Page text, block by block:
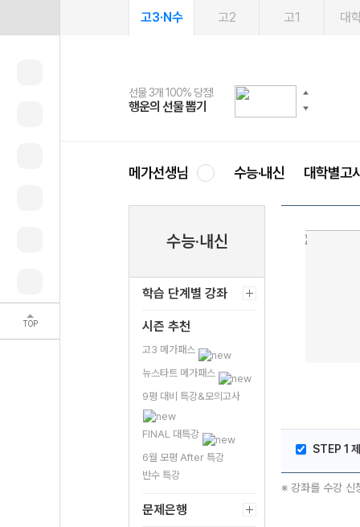
TOP
고3·N수 고2 고1 대
선물 3개 100% 당첨!
행운의 선물 뽑기
선물 100% 증정!
메가스터디 X 올리브
여름방학 스터디 캐시백
메가런 썸머스쿨
2027 러셀 단과
강사 공개선발
스마트러닝앱
설문 EVENT
메가패스
3일 무료 체험권
메가패스 수강생 무료혜택!
메가클럽 멤버십
사회공헌 캠페인
희망이룸 메가나눔
메가선생님 수능·내신 대학별고
수능·내신
학습 단계별 강좌
시즌 추천
고3 메가패스
뉴스타트 메가패스
9평 대비 특강&모의고사
FINAL 대특강
6월 모평 After 특강
반수 특강
문제은행
STEP 1
※ 강좌를 수강 신